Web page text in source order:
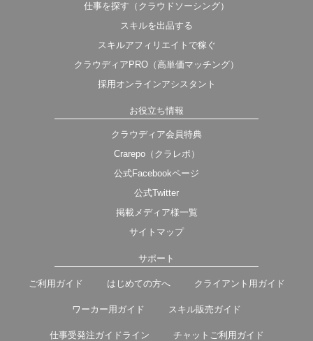
仕事を探す（クラウドソーシング）
スキルを出品する
スキルアフィリエイトで稼ぐ
クラウディアPRO（高単価マッチング）
採用オンラインアシスタント
お役立ち情報
クラウディア会員特典
Crarepo（クラレポ）
公式Facebookページ
公式Twitter
掲載メディア様一覧
サイトマップ
サポート
ご利用ガイド はじめての方へ クライアント用ガイド
ワーカー用ガイド スキル販売ガイド
仕事受発注ガイドライン チャットご利用ガイド